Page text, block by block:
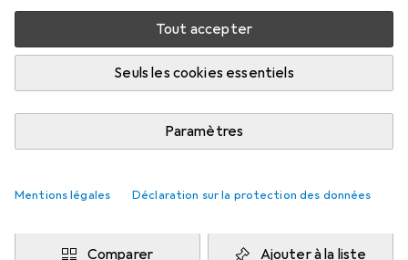
Tout accepter
Seuls les cookies essentiels
Paramètres
Mentions légales Déclaration sur la protection des données
Plus de 10 pièces en stock chez le fournisseur
M'informer si le produit est disponible plus tôt
EUR
12,24
EUR
10,92
par pièce
−11%
EUR
10,31
par pièce
−16%
EUR
9,89
−19%
Ajouter 2 pièces au panier
Comparer Ajouter à la liste